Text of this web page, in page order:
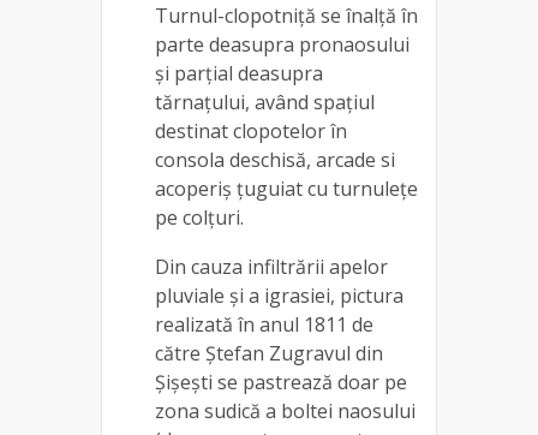
Turnul-clopotniță se înalță în
parte deasupra pronaosului
și parțial deasupra
tărnațului, având spațiul
destinat clopotelor în
consola deschisă, arcade si
acoperiș țuguiat cu turnulețe
pe colțuri.
Din cauza infiltrării apelor
pluviale și a igrasiei, pictura
realizată în anul 1811 de
către Ștefan Zugravul din
Șișești se pastrează doar pe
zona sudică a boltei naosului